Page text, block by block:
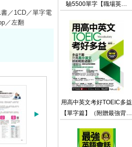
／1CD／單字電
／左翻
驗5500單字【職場英語
App」內含VRP虛擬點讀
筆)
用高中英文考好TOEIC多益
【單字篇】（附贈最強背單
含VRP虛擬點讀筆）